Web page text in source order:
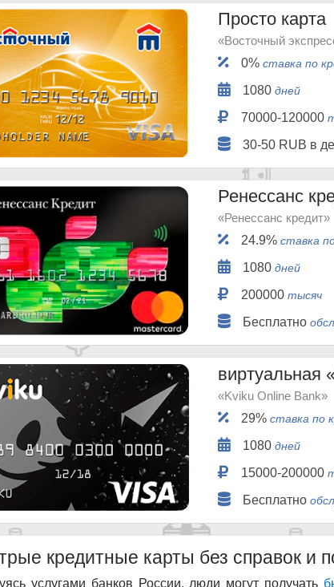
Просто карта
«Восточный
0% ставка по
1080 дней
70000-120000
30-50 RUB в
Ренессанс
«Ренессанс кредит»
24.9% ставка
1080 дней
200000 тысяч
Бесплатно
виртуальная
«Kviku Online Bank»
29% ставка по
1080 дней
15000-200000
Бесплатно
кредитные карты без справок и
услугами банков России, люди могут получать